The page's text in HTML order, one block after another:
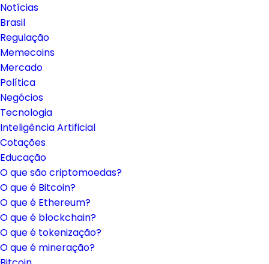
Notícias
Brasil
Regulação
Memecoins
Mercado
Política
Negócios
Tecnologia
Inteligência Artificial
Cotações
Educação
O que são criptomoedas?
O que é Bitcoin?
O que é Ethereum?
O que é blockchain?
O que é tokenização?
O que é mineração?